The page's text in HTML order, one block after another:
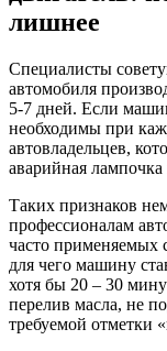
лишнее
Специалисты
автомобиля
5-7 дней. Если
необходимы при
автовладельцев,
аварийная лампочка
Таких признаков
профессионалам
часто применяемых
для чего машину
хотя бы 20 – 30
перелив масла, не
требуемой отметки